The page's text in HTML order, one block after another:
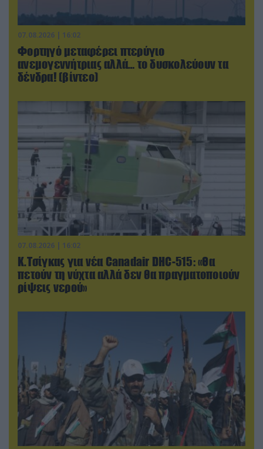
07.08.2026 | 16:02
Φορτηγό μεταφέρει πτερύγιο
ανεμογεννήτριας αλλά… το δυσκολεύουν τα
δένδρα! (βίντεο)
07.08.2026 | 16:02
Κ.Τσίγκας για νέα Canadair DHC-515: «Θα
πετούν τη νύχτα αλλά δεν θα πραγματοποιούν
ρίψεις νερού»